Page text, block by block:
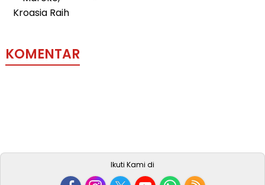
KOMENTAR
Ikuti Kami di